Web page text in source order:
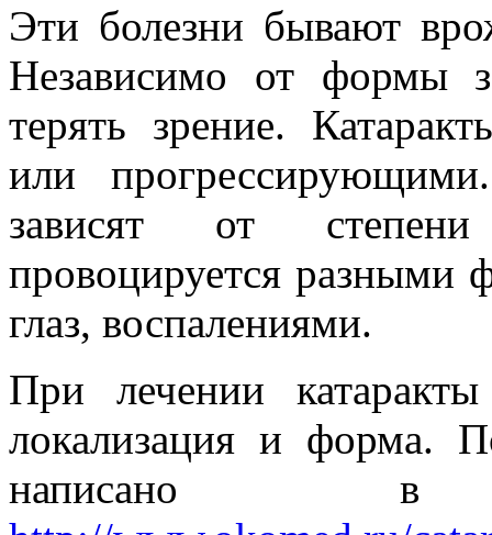
Эти болезни бывают
Независимо от формы
терять зрение.
или
зависят от степени
провоцируется разными
глаз, воспалениями.
При лечении
локализация и форма.
написано